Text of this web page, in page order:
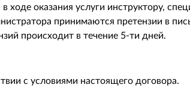
оказания услуги инструктору,
принимаются претензии в
происходит в течение 5-ти дней.
с условиями настоящего договора.